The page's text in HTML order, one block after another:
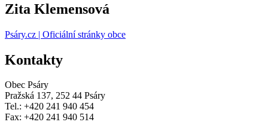
Zita Klemensová
Psáry.cz | Oficiální stránky obce
Kontakty
Obec Psáry
Pražská 137, 252 44 Psáry
Tel.: +420 241 940 454
Fax: +420 241 940 514